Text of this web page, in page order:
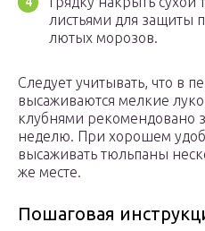
листьями для защиты
лютых морозов.
Следует учитывать, что в
высаживаются мелкие
клубнями рекомендовано
неделю. При хорошем
высаживать тюльпаны
же месте.
Пошаговая